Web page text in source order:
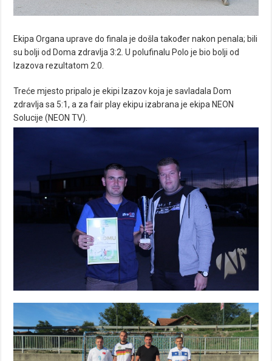
Ekipa Organa uprave do finala je došla također nakon penala; bili
su bolji od Doma zdravlja 3:2. U polufinalu Polo je bio bolji od
Izazova rezultatom 2:0.
Treće mjesto pripalo je ekipi Izazov koja je savladala Dom
zdravlja sa 5:1, a za fair play ekipu izabrana je ekipa NEON
Solucije (NEON TV).